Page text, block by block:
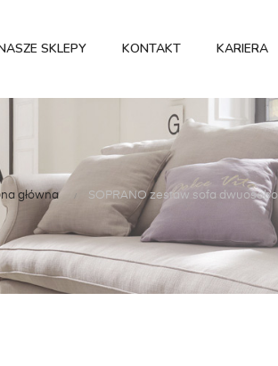
SKLEPY KONTAKT KARIERA
główna SOPRANO zestaw sofa